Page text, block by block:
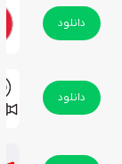
دانلود
دانلود